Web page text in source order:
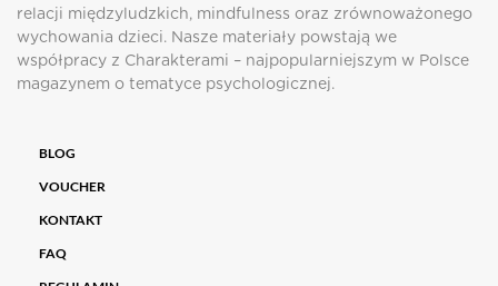
relacji międzyludzkich, mindfulness oraz zrównoważonego
wychowania dzieci. Nasze materiały powstają we
współpracy z Charakterami – najpopularniejszym w Polsce
magazynem o tematyce psychologicznej.
BLOG
VOUCHER
KONTAKT
FAQ